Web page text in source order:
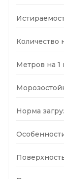
Количество
Метров на 1
Норма